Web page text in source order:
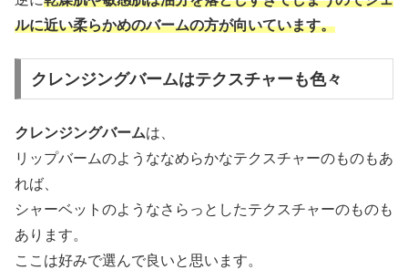
ルに近い柔らかめのバームの方が向いています。
クレンジングバームはテクスチャーも色々
クレンジングバームは、
リップバームのようななめらかなテクスチャーのものもあ
れば、
シャーベットのようなさらっとしたテクスチャーのものも
あります。
ここは好みで選んで良いと思います。